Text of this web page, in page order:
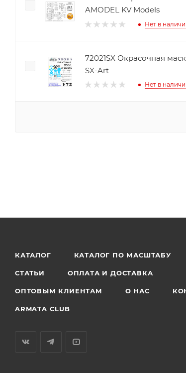
AMODEL KV Models
Нет в
72021SX Окрасочная маска A-20B/C Boston with UTK-1
SX-Art
Нет в
КАТАЛОГ КАТАЛОГ ПО МАСШТАБУ
СТАТЬИ ОПЛАТА И ДОСТАВКА
ОПТОВЫМ КЛИЕНТАМ О НАС
ARMATA CLUB